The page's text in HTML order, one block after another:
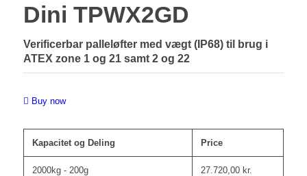
Dini TPWX2GD
Verificerbar palleløfter med vægt (IP68) til brug i
ATEX zone 1 og 21 samt 2 og 22
Buy now
Kapacitet og Deling Price
2000kg - 200g 27.720,00 kr.